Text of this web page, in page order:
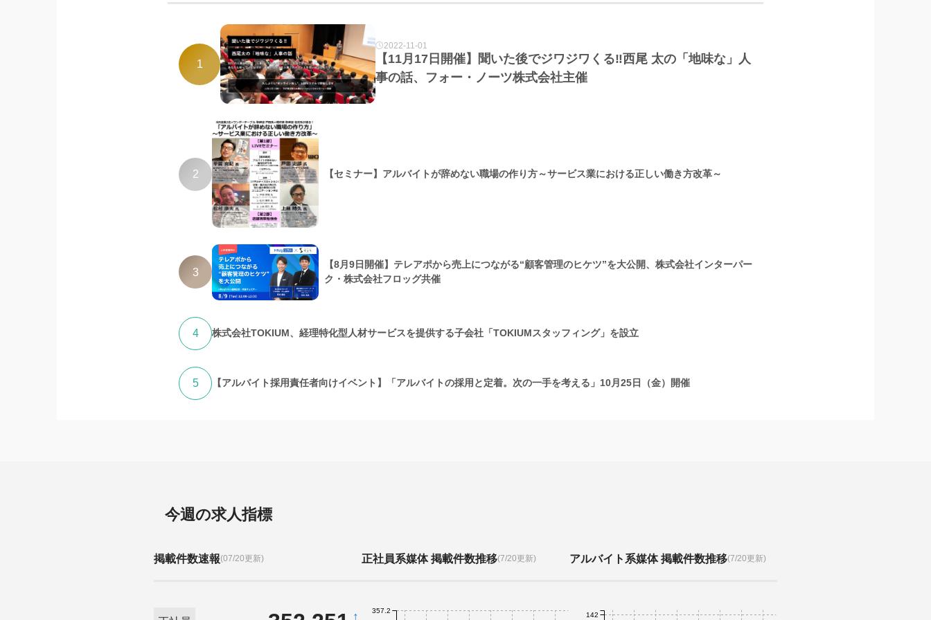
1
2022-11-01
【11月17日開催】聞いた後でジワジワくる‼西尾 太の「地味な」人
事の話、フォー・ノーツ株式会社主催
2 【セミナー】アルバイトが辞めない職場の作り方～サービス業における正しい働き方改革～
3
【8月9日開催】テレアポから売上につながる“顧客管理のヒケツ”を大公開、株式会社インターパー
ク・株式会社フロッグ共催
4 株式会社TOKIUM、経理特化型人材サービスを提供する子会社「TOKIUMスタッフィング」を設立
5 【アルバイト採用責任者向けイベント】「アルバイトの採用と定着。次の一手を考える」10月25日（金）開催
今週の求人指標
掲載件数速報(07/20更新)
↑
正社員系媒体 掲載件数推移(7/20更新)
357.2
アルバイト系媒体 掲載件数推移(7/20更新)
142